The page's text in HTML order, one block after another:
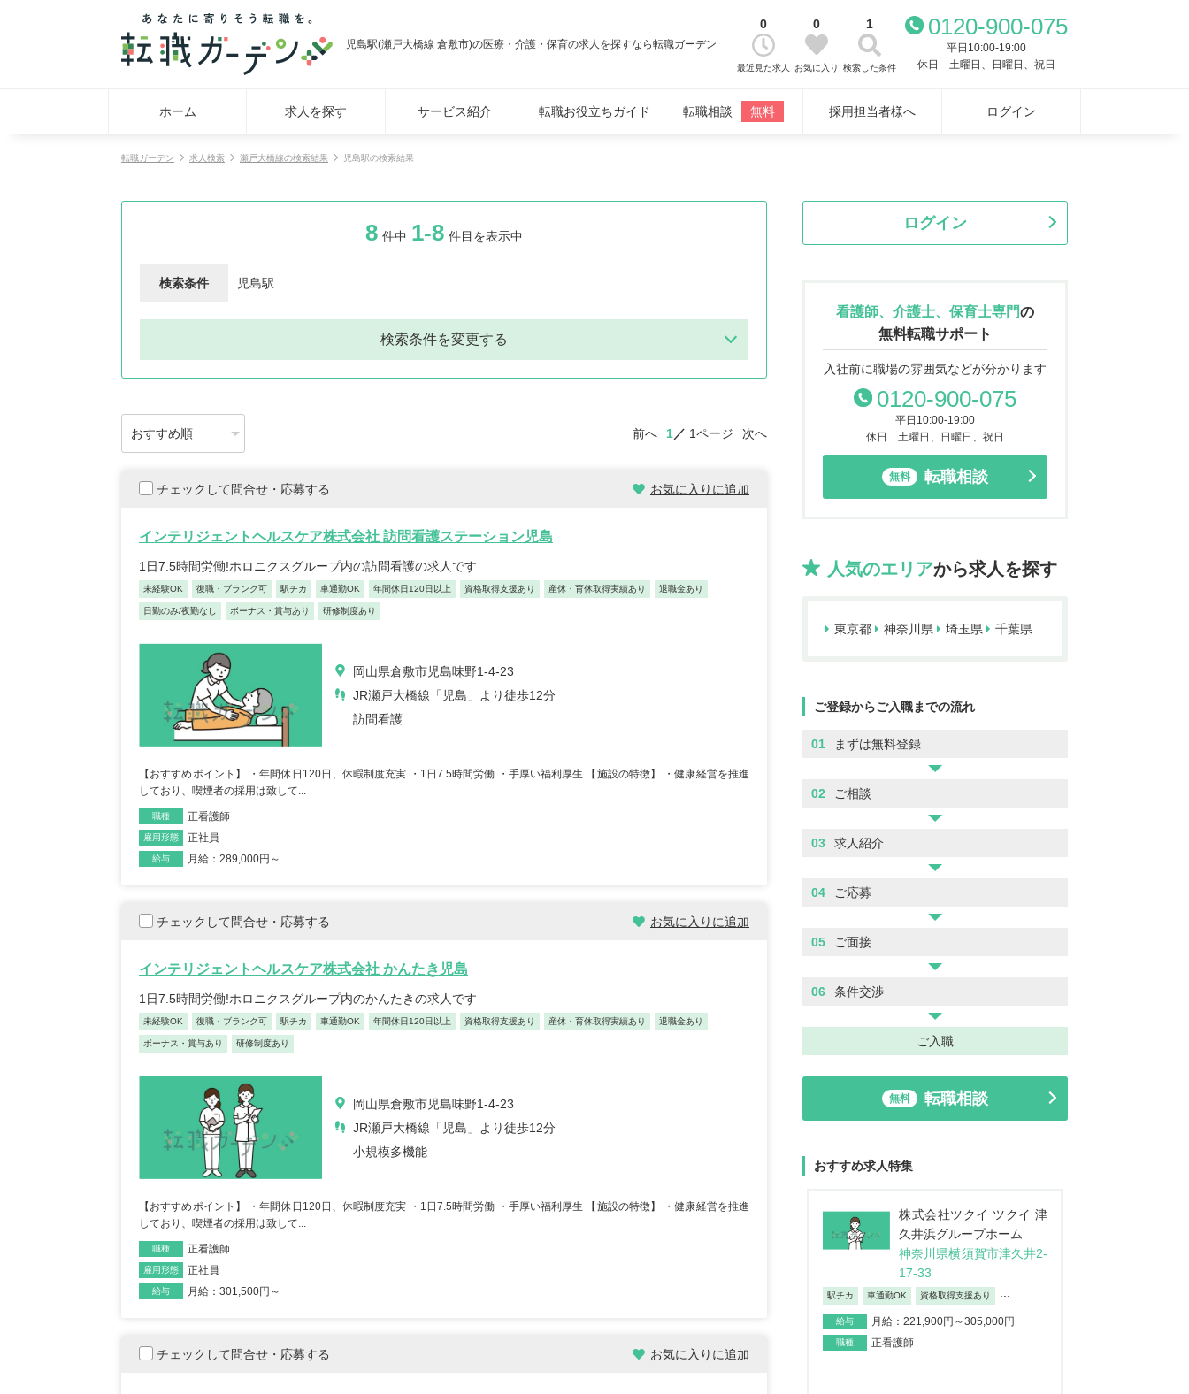
児島駅(瀬戸大橋線 倉敷市)の医療・介護・保育の求人を探すなら転職ガーデン
0
最近見た求人
0
お気に入り
1
検索した条件
0120-900-075
平日10:00-19:00
休日 土曜日、日曜日、祝日
ホーム 求人を探す サービス紹介 転職お役立ちガイド 転職相談 無料 採用担当者様へ ログイン
転職ガーデン 求人検索 瀬戸大橋線の検索結果 児島駅の検索結果
8 件中 1-8 件目を表示中
検索条件 児島駅
検索条件を変更する
前へ 1 1ページ 次へ
チェックして問合せ・応募する お気に入りに追加
インテリジェントヘルスケア株式会社 訪問看護ステーション児島
1日7.5時間労働!ホロニクスグループ内の訪問看護の求人です
未経験OK 復職・ブランク可 駅チカ 車通勤OK 年間休日120日以上 資格取得支援あり 産休・育休取得実績あり 退職金あり
日勤のみ/夜勤なし ボーナス・賞与あり 研修制度あり
岡山県倉敷市児島味野1-4-23
JR瀬戸大橋線「児島」より徒歩12分
訪問看護
【おすすめポイント】 ・年間休日120日、休暇制度充実 ・1日7.5時間労働 ・手厚い福利厚生 【施設の特徴】 ・健康経営を推進
しており、喫煙者の採用は致して...
職種 正看護師
雇用形態 正社員
給与 月給：289,000円～
チェックして問合せ・応募する お気に入りに追加
インテリジェントヘルスケア株式会社 かんたき児島
1日7.5時間労働!ホロニクスグループ内のかんたきの求人です
未経験OK 復職・ブランク可 駅チカ 車通勤OK 年間休日120日以上 資格取得支援あり 産休・育休取得実績あり 退職金あり
ボーナス・賞与あり 研修制度あり
岡山県倉敷市児島味野1-4-23
JR瀬戸大橋線「児島」より徒歩12分
小規模多機能
【おすすめポイント】 ・年間休日120日、休暇制度充実 ・1日7.5時間労働 ・手厚い福利厚生 【施設の特徴】 ・健康経営を推進
しており、喫煙者の採用は致して...
職種 正看護師
雇用形態 正社員
給与 月給：301,500円～
チェックして問合せ・応募する お気に入りに追加
ログイン
看護師、介護士、保育士専門の
無料転職サポート
入社前に職場の雰囲気などが分かります
0120-900-075
平日10:00-19:00
休日 土曜日、日曜日、祝日
無料 転職相談
人気のエリアから求人を探す
東京都 神奈川県 埼玉県 千葉県
ご登録からご入職までの流れ
01 まずは無料登録
02 ご相談
03 求人紹介
04 ご応募
05 ご面接
06 条件交渉
ご入職
無料 転職相談
おすすめ求人特集
リカバリーインターナシ
ステーション リカバリ
ー 池尻大橋事務所
東京都世田谷区世田谷区
月給：320,600円～369,000円
T-イノベーション合同会社
給与
株式会社ツクイ ツクイ 津
株式会社JSH 訪問看護ス
テーション コルディアー
レ 新小岩
東京都葛飾区西新小岩4-4
2-12イソマビル5階
日勤のみ/夜勤なし
給与 月給：195,000円～373,100円